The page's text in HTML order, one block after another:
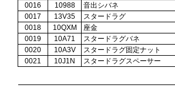
0016
10988 音出シバネ
0017
13V35 スタードラグ
0018
10QXM 座金
0019
10A71 スタードラグバネ
0020
10A3V スタードラグ固定ナット
0021
10J1N スタードラグスペーサー